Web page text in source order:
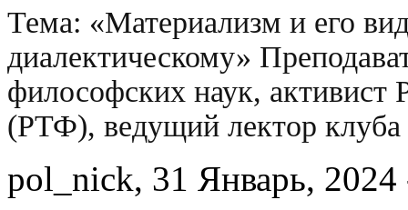
Тема: «Материализм и его
диалектическому»
философских наук, активист
(РТФ), ведущий лектор клуба
pol_nick, 31 Январь, 2024